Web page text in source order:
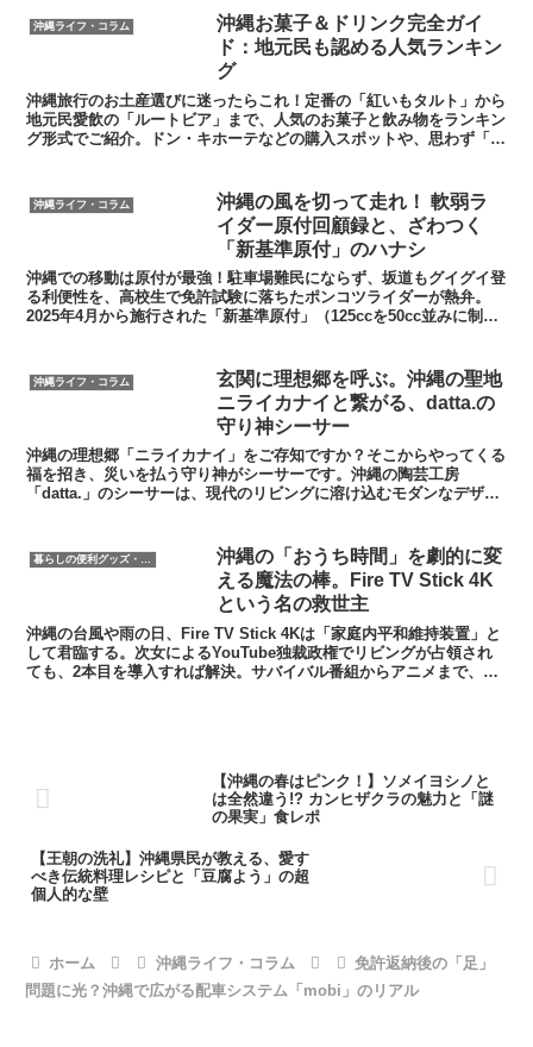
沖縄ライフ・コラム
​沖縄お菓子＆ドリンク完全ガイ
ド：地元民も認める人気ランキン
グ
沖縄旅行のお土産選びに迷ったらこれ！定番の「紅いもタルト」から
地元民愛飲の「ルートビア」まで、人気のお菓子と飲み物をランキン
グ形式でご紹介。ドン・キホーテなどの購入スポットや、思わず「く
沖縄ライフ・コラム
沖縄の風を切って走れ！ 軟弱ラ
イダー原付回顧録と、ざわつく
「新基準原付」のハナシ
沖縄での移動は原付が最強！駐車場難民にならず、坂道もグイグイ登
る利便性を、高校生で免許試験に落ちたポンコツライダーが熱弁。
2025年4月から施行された「新基準原付」（125ccを50cc並みに制
沖縄ライフ・コラム
玄関に理想郷を呼ぶ。沖縄の聖地
ニライカナイと繋がる、datta.の
守り神シーサー
​沖縄の理想郷「ニライカナイ」をご存知ですか？そこからやってくる
福を招き、災いを払う守り神がシーサーです。沖縄の陶芸工房
「datta.」のシーサーは、現代のリビングに溶け込むモダンなデザイ
暮らしの便利グッズ・便利家電
沖縄の「おうち時間」を劇的に変
える魔法の棒。Fire TV Stick 4K
という名の救世主
沖縄の台風や雨の日、Fire TV Stick 4Kは「家庭内平和維持装置」と
して君臨する。次女によるYouTube独裁政権でリビングが占領され
ても、2本目を導入すれば解決。サバイバル番組からアニメまで、突
​【沖縄の春はピンク！】ソメイヨシノと
は全然違う!? カンヒザクラの魅力と「謎
の果実」食レポ
【王朝の洗礼】沖縄県民が教える、愛す
べき伝統料理レシピと「豆腐よう」の超
個人的な壁
ホーム 沖縄ライフ・コラム
​免許返納後の「足」
問題に光？沖縄で広がる配車システム「mobi」のリアル